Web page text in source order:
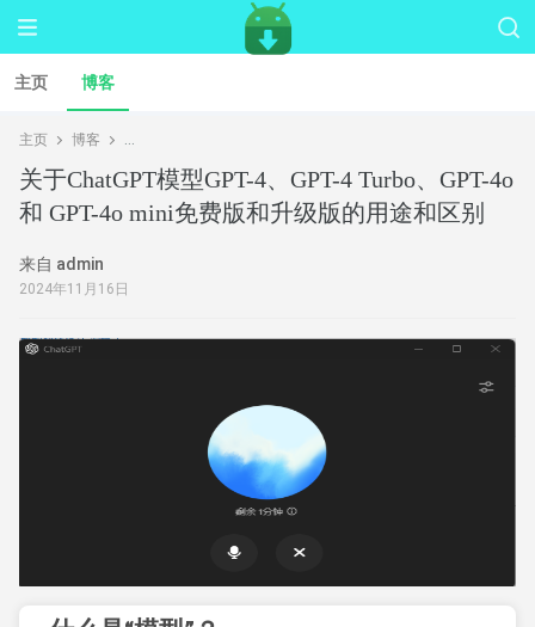
主页 博客
主页 博客 关于ChatGPT模型GPT-4、GPT-4 Turbo、GPT-4o 和 GPT-4o
关于ChatGPT模型GPT-4、GPT-4 Turbo、GPT-4o
和 GPT-4o mini免费版和升级版的用途和区别
来自 admin
2024年11月16日